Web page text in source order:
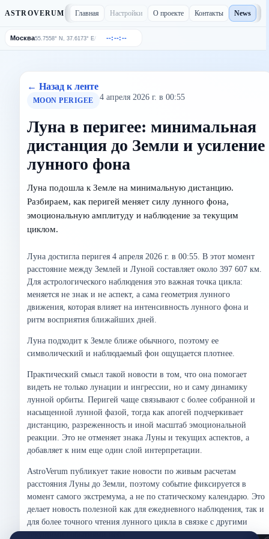
ASTROVERUM Главная Настройки О проекте Контакты News
Москва55.7558° N, 37.6173° E/ --:--:--
← Назад к ленте
MOON PERIGEE 4 апреля 2026 г. в 00:55
Луна в перигее: минимальная
дистанция до Земли и усиление
лунного фона
Луна подошла к Земле на минимальную дистанцию.
Разбираем, как перигей меняет силу лунного фона,
эмоциональную амплитуду и наблюдение за текущим
циклом.
Луна достигла перигея 4 апреля 2026 г. в 00:55. В этот момент
расстояние между Землей и Луной составляет около 397 607 км.
Для астрологического наблюдения это важная точка цикла:
меняется не знак и не аспект, а сама геометрия лунного
движения, которая влияет на интенсивность лунного фона и
ритм восприятия ближайших дней.
Луна подходит к Земле ближе обычного, поэтому ее
символический и наблюдаемый фон ощущается плотнее.
Практический смысл такой новости в том, что она помогает
видеть не только лунации и ингрессии, но и саму динамику
лунной орбиты. Перигей чаще связывают с более собранной и
насыщенной лунной фазой, тогда как апогей подчеркивает
дистанцию, разреженность и иной масштаб эмоциональной
реакции. Это не отменяет знака Луны и текущих аспектов, а
добавляет к ним еще один слой интерпретации.
AstroVerum публикует такие новости по живым расчетам
расстояния Луны до Земли, поэтому событие фиксируется в
момент самого экстремума, а не по статическому календарю. Это
делает новость полезной как для ежедневного наблюдения, так и
для более точного чтения лунного цикла в связке с другими
текущими событиями неба.